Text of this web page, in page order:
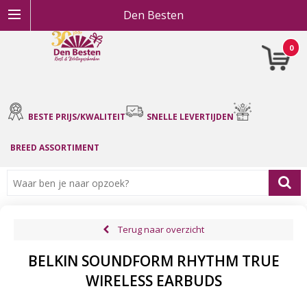
Den Besten
0
BESTE PRIJS/KWALITEIT SNELLE LEVERTIJDEN
BREED ASSORTIMENT
Terug naar overzicht
BELKIN SOUNDFORM RHYTHM TRUE
WIRELESS EARBUDS